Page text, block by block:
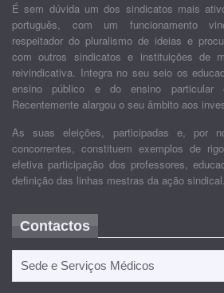
É sem dúvida um dos sindicatos mais
português, com um funcionamento
respeitador do pluralismo de ideias e
com outros sindicatos e instituições de
reivindicativa. Integra no seu seio os
ensino público e do ensino particular
Recentemente alargou o seu âmbito aos
As suas eleições, participadas e, por
concorrentes, constituem exemplos de
efetiva participação dos professores,
definição das linhas mestras da ação sindical.
Contactos
Sede e Serviços Médicos